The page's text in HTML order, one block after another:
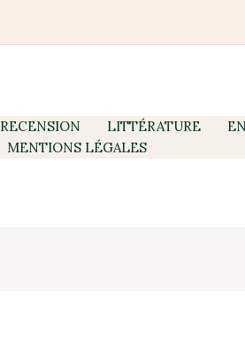
RECENSION LITTÉRATURE
MENTIONS LÉGALES